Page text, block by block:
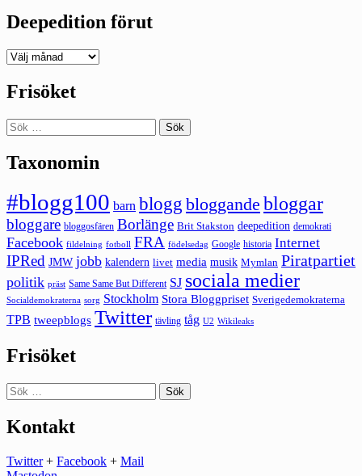
Deepedition förut
Deepedition
Frisöket
Sök
efter:
Taxonomin
#blogg100 barn blogg bloggande bloggar
bloggare bloggosfären Borlänge Brit Stakston deepedition demokrati
Facebook fildelning fotboll FRA födelsedag Google historia Internet
IPRed JMW jobb kalendern livet media musik Mymlan Piratpartiet
politik präst Same Same But Different SJ sociala medier
Socialdemokraterna sorg Stockholm Stora Bloggpriset Sverigedemokraterna
TPB tweepblogs Twitter tävling tåg U2 Wikileaks
Frisöket
Sök
efter:
Kontakt
Twitter+ Facebook + Mail